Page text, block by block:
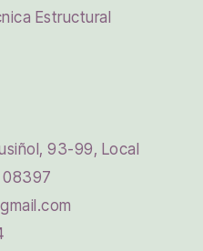
Estructural
93-99, Local
08397